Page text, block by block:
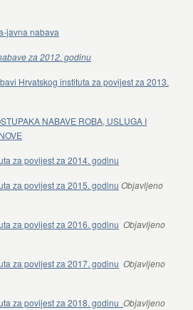
javna nabava
za 2012. godinu
Hrvatskog instituta za povijest za 2013.
NABAVE ROBA, USLUGA I
za povijest za 2014. godinu
za povijest za 2015. godinu Objavljeno
za povijest za 2016. godinu Objavljeno
za povijest za 2017. godinu Objavljeno
za povijest za 2018. godinu Objavljeno